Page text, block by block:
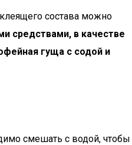
состава можно
средствами, в качестве
гуща с содой и
смешать с водой, чтобы